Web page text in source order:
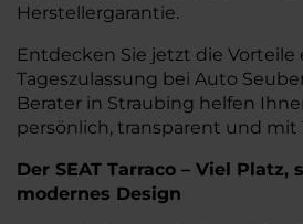
Herstellergarantie.
Entdecken Sie jetzt die Vorteile
Tageszulassung bei Auto
Berater in Straubing helfen
persönlich, transparent und mit
Der SEAT Tarraco – Viel Platz,
modernes Design